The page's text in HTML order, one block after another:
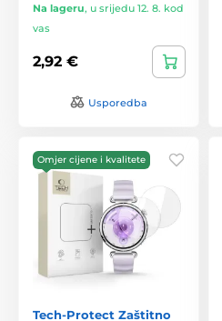
Na lageru, u srijedu 12. 8. kod
vas
2,92 €
Usporedba
Omjer cijene i kvalitete
Tech-Protect Zaštitno